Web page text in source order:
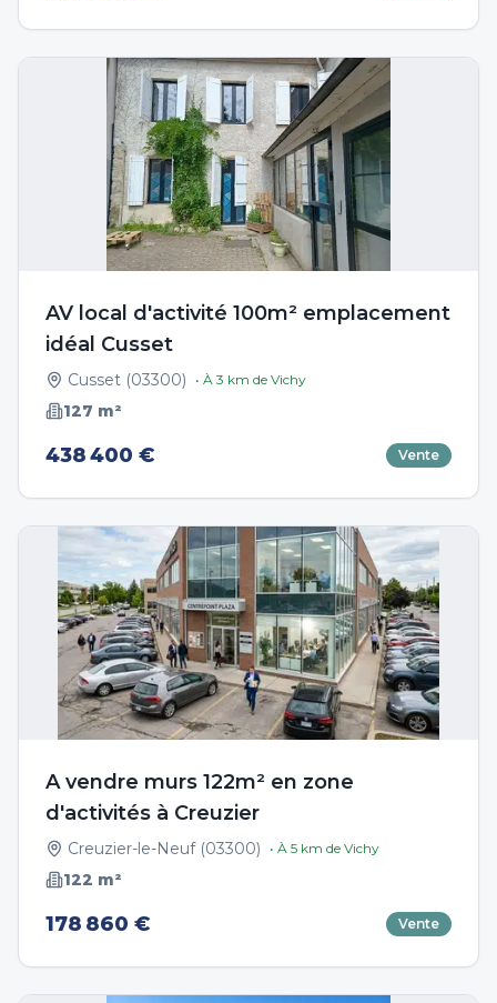
AV local d'activité 100m² emplacement
idéal Cusset
Cusset (03300) • À 3 km de Vichy
127 m²
438 400 € Vente
A vendre murs 122m² en zone
d'activités à Creuzier
Creuzier-le-Neuf(03300) • À 5 km de Vichy
122 m²
178 860 € Vente